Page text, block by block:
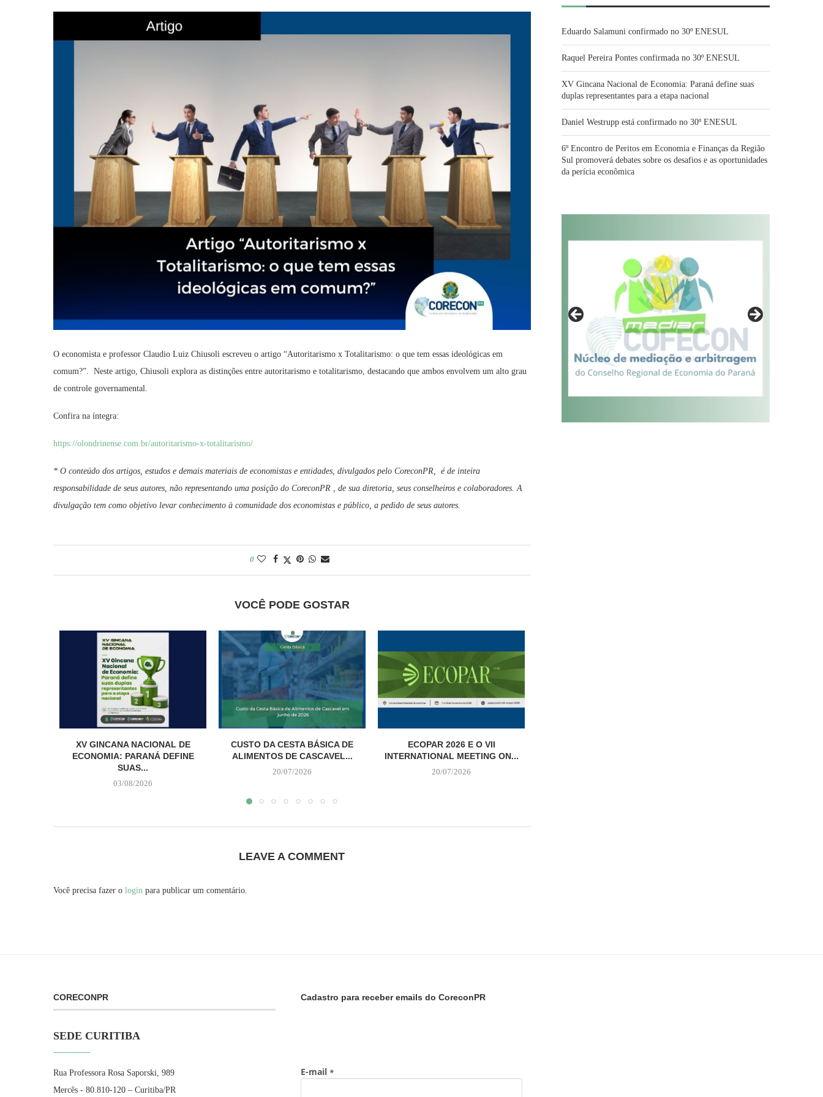
O economista e professor Claudio Luiz Chiusoli escreveu o artigo “Autoritarismo x Totalitarismo: o que tem essas ideológicas em
comum?”. Neste artigo, Chiusoli explora as distinções entre autoritarismo e totalitarismo, destacando que ambos envolvem um alto grau
de controle governamental.
Confira na íntegra:
https://olondrinense.com.br/autoritarismo-x-totalitarismo/
* O conteúdo dos artigos, estudos e demais materiais de economistas e entidades, divulgados pelo CoreconPR, é de inteira
responsabilidade de seus autores, não representando uma posição do CoreconPR , de sua diretoria, seus conselheiros e colaboradores. A
divulgação tem como objetivo levar conhecimento à comunidade dos economistas e público, a pedido de seus autores.
0
VOCÊ PODE GOSTAR
XV GINCANA NACIONAL DE
ECONOMIA: PARANÁ DEFINE
SUAS...
03/08/2026
CUSTO DA CESTA BÁSICA DE
ALIMENTOS DE CASCAVEL...
20/07/2026
ECOPAR 2026 E O VII
INTERNATIONAL MEETING ON...
20/07/2026
LEAVE A COMMENT
Você precisa fazer o login para publicar um comentário.
Eduardo Salamuni confirmado no 30º ENESUL
Raquel Pereira Pontes confirmada no 30º ENESUL
XV Gincana Nacional de Economia: Paraná define suas
duplas representantes para a etapa nacional
Daniel Westrupp está confirmado no 30º ENESUL
6º Encontro de Peritos em Economia e Finanças da Região
Sul promoverá debates sobre os desafios e as oportunidades
da perícia econômica
CORECONPR
SEDE CURITIBA
Rua Professora Rosa Saporski, 989
Mercês - 80.810-120 – Curitiba/PR
Cadastro para receber emails do CoreconPR